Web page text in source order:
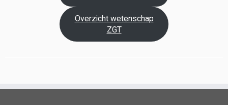
Overzicht wetenschap
ZGT